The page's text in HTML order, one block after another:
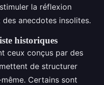
la réflexion
anecdotes insolites.
historiques
ceux conçus par des
de structurer
Certains sont